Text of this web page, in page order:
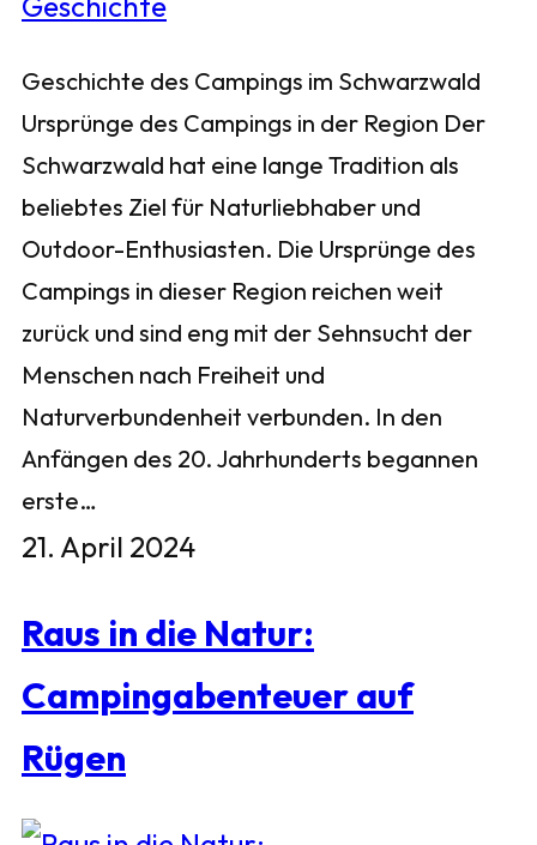
Geschichte des Campings im Schwarzwald
Ursprünge des Campings in der Region Der
Schwarzwald hat eine lange Tradition als
beliebtes Ziel für Naturliebhaber und
Outdoor-Enthusiasten. Die Ursprünge des
Campings in dieser Region reichen weit
zurück und sind eng mit der Sehnsucht der
Menschen nach Freiheit und
Naturverbundenheit verbunden. In den
Anfängen des 20. Jahrhunderts begannen
erste…
21. April 2024
Raus in die Natur:
Campingabenteuer auf
Rügen